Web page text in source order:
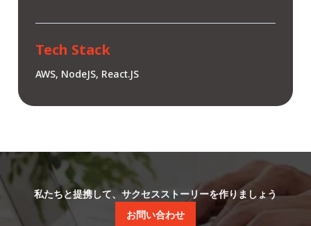
Tech Stack
AWS, NodeJS, React.JS
私たちと提携して、サクセスストーリーを作りましょう
お問い合わせ